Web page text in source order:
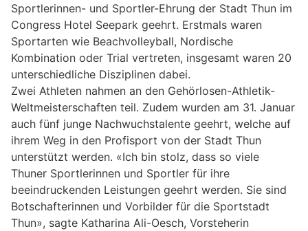
Sportlerinnen- und Sportler-Ehrung der Stadt Thun im
Congress Hotel Seepark geehrt. Erstmals waren
Sportarten wie Beachvolleyball, Nordische
Kombination oder Trial vertreten, insgesamt waren 20
unterschiedliche Disziplinen dabei.
Zwei Athleten nahmen an den Gehörlosen-Athletik-
Weltmeisterschaften teil. Zudem wurden am 31. Januar
auch fünf junge Nachwuchstalente geehrt, welche auf
ihrem Weg in den Profisport von der Stadt Thun
unterstützt werden. «Ich bin stolz, dass so viele
Thuner Sportlerinnen und Sportler für ihre
beeindruckenden Leistungen geehrt werden. Sie sind
Botschafterinnen und Vorbilder für die Sportstadt
Thun», sagte Katharina Ali-Oesch, Vorsteherin